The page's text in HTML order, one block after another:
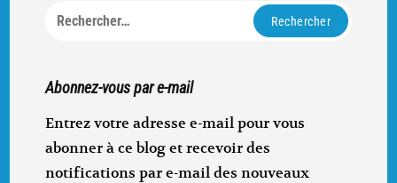
Rechercher :
Abonnez-vous par e-mail
Entrez votre adresse e-mail pour vous
abonner à ce blog et recevoir des
notifications par e-mail des nouveaux